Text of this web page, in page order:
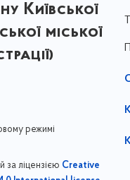
Київської
міської
режимі
за ліцензією Creative